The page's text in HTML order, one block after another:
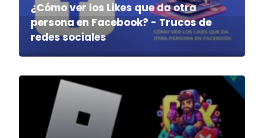
¿Cómo ver los Likes que da otra
persona en Facebook? - Trucos de
redes sociales